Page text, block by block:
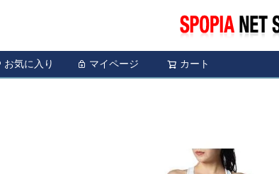
お気に入り マイページ カート